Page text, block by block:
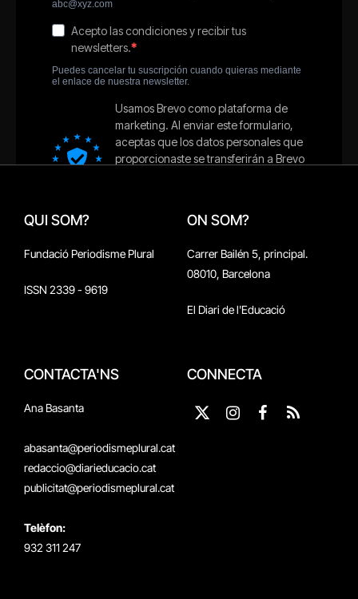
QUI SOM?
Fundació Periodisme Plural
ISSN 2339 - 9619
ON SOM?
Carrer Bailén 5, principal.
08010, Barcelona
El Diari de l'Educació
CONTACTA'NS
Ana Basanta
abasanta@periodismeplural.cat
redaccio@diarieducacio.cat
publicitat@periodismeplural.cat
Telèfon:
932 311 247
CONNECTA
X
Instagram
Facebook
RSS